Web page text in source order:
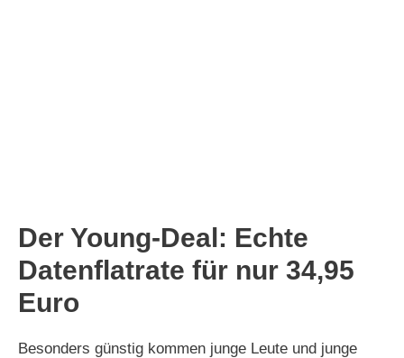
Der Young-Deal: Echte
Datenflatrate für nur 34,95
Euro
Besonders günstig kommen junge Leute und junge